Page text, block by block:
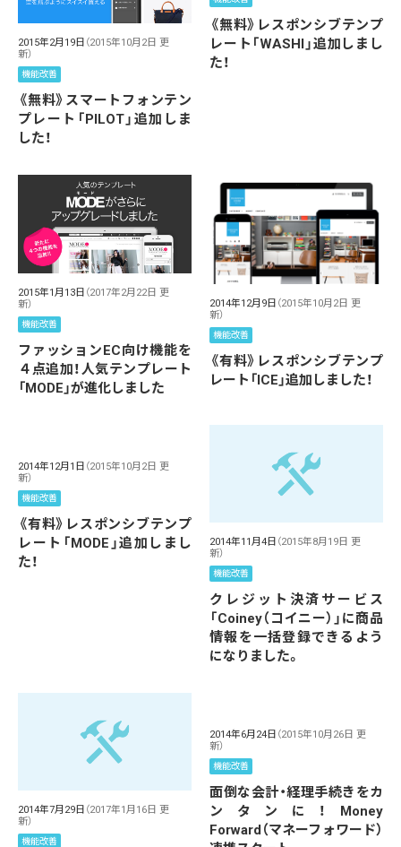
2015年2月19日 （2015年10月2日 更
新）
機能改善
《無料》スマートフォンテン
プレート「PILOT」追加しま
した！
《無料》レスポンシブテンプ
レート「WASHI」追加しまし
た！
2015年1月13日 （2017年2月22日 更
新）
機能改善
ファッションEC向け機能を
４点追加！人気テンプレート
「MODE」が進化しました
2014年12月9日 （2015年10月2日 更
新）
機能改善
《有料》レスポンシブテンプ
レート「ICE」追加しました！
2014年12月1日 （2015年10月2日 更
新）
機能改善
《有料》レスポンシブテンプ
レート「MODE」追加しまし
た！
2014年11月4日 （2015年8月19日 更
新）
機能改善
クレジット決済サービス
「Coiney（コイニー）」に商品
情報を一括登録できるよう
になりました。
2014年7月29日 （2017年1月16日 更
新）
機能改善
2014年6月24日 （2015年10月26日 更
新）
機能改善
面倒な会計・経理手続きをカ
ンタンに！Money
Forward（マネーフォワード）